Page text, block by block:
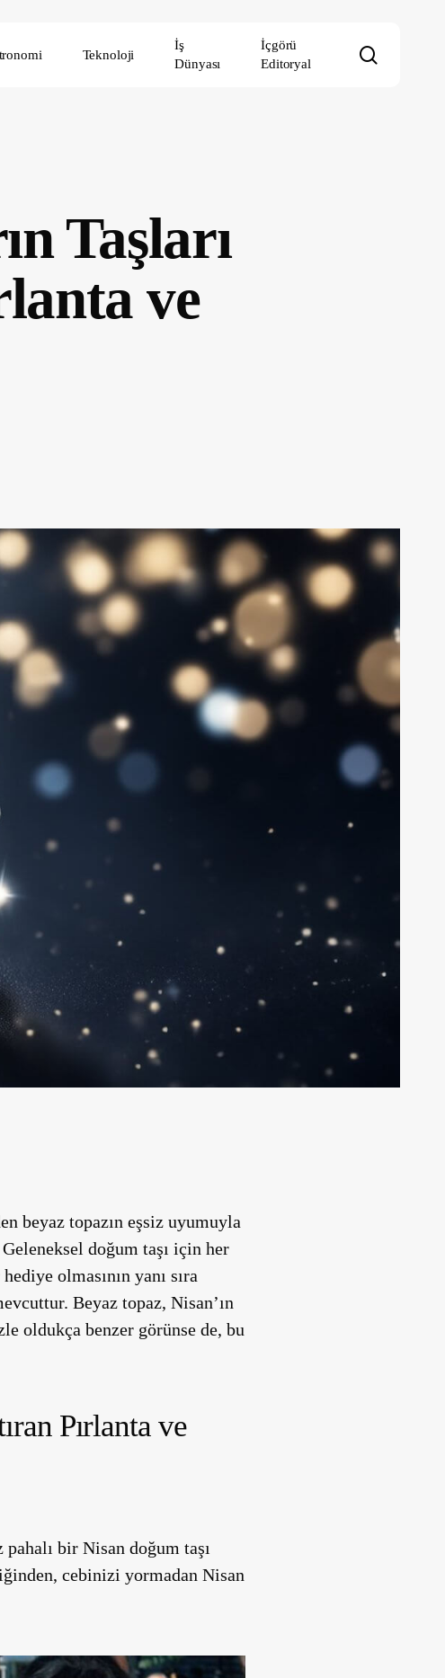
Teknoloji
İş
Dünyası
İçgörü
Editoryal
Taşları
ve
beyaz topazın eşsiz uyumuyla
doğum taşı için her
olmasının yanı sıra
Beyaz topaz, Nisan’ın
oldukça benzer görünse de, bu
Pırlanta ve
bir Nisan doğum taşı
cebinizi yormadan Nisan